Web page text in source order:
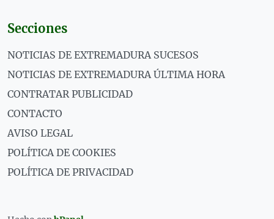
Secciones
NOTICIAS DE EXTREMADURA SUCESOS
NOTICIAS DE EXTREMADURA ÚLTIMA HORA
CONTRATAR PUBLICIDAD
CONTACTO
AVISO LEGAL
POLÍTICA DE COOKIES
POLÍTICA DE PRIVACIDAD